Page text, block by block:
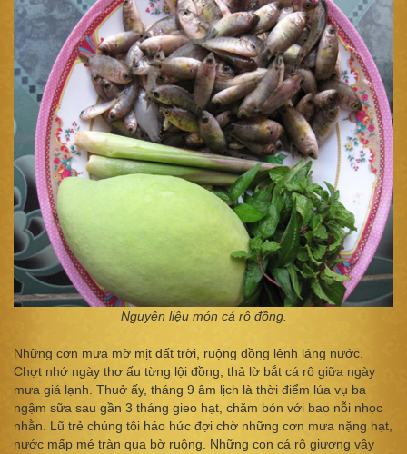
Nguyên liệu món cá rô đồng.
Những cơn mưa mờ mịt đất trời, ruộng đồng lênh láng nước.
Chợt nhớ ngày thơ ấu từng lội đồng, thả lờ bắt cá rô giữa ngày
mưa giá lạnh. Thuở ấy, tháng 9 âm lịch là thời điểm lúa vụ ba
ngậm sữa sau gần 3 tháng gieo hạt, chăm bón với bao nỗi nhọc
nhằn. Lũ trẻ chúng tôi háo hức đợi chờ những cơn mưa nặng hạt,
nước mấp mé tràn qua bờ ruộng. Những con cá rô giương vây